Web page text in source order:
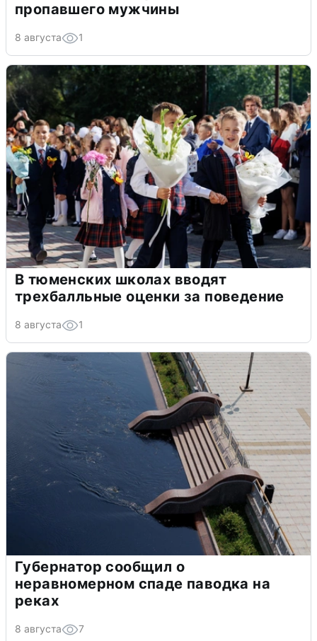
пропавшего мужчины
8 августа 1
В тюменских школах вводят
трехбалльные оценки за поведение
8 августа 1
Губернатор сообщил о
неравномерном спаде паводка на
реках
8 августа 7